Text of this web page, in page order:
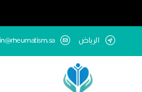
الرياض